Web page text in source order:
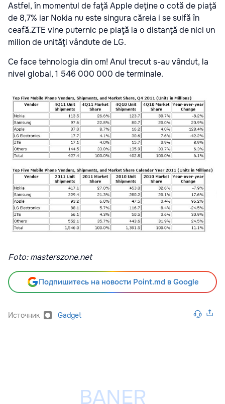
Astfel, în momentul de faţă Apple deţine o cotă de piaţă
de 8,7% iar Nokia nu este singura căreia i se sulfă în
ceafă.ZTE vine puternic pe piaţă la o distanţă de nici un
milion de unităţi vândute de LG.
Ce face tehnologia din om! Anul trecut s-au vândut, la
nivel global, 1 546 000 000 de terminale.
Foto: masterszone.net
Подпишитесь на новости Point.md в Google
Источник Gadget